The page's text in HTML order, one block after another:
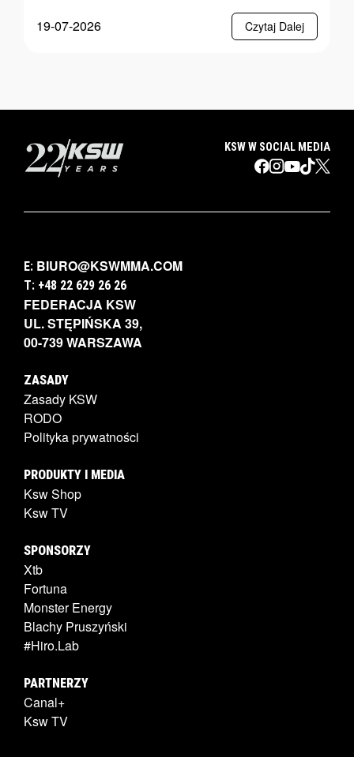
19-07-2026
Czytaj Dalej
KSW W SOCIAL MEDIA
E: BIURO@KSWMMA.COM
T: +48 22 629 26 26
FEDERACJA KSW
UL. STĘPIŃSKA 39,
00-739 WARSZAWA
ZASADY
Zasady KSW
RODO
Polityka prywatności
PRODUKTY I MEDIA
Ksw Shop
Ksw TV
SPONSORZY
Xtb
Fortuna
Monster Energy
Blachy Pruszyński
#Hiro.Lab
PARTNERZY
Canal+
Ksw TV